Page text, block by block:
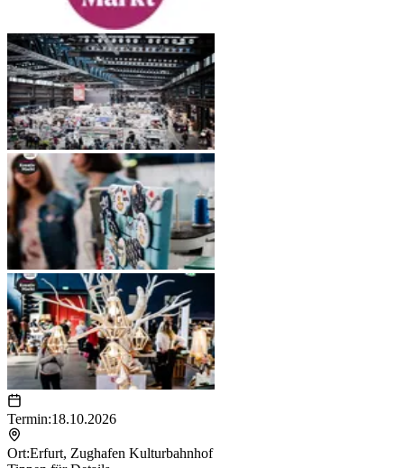
Termin:18.10.2026
Ort:Erfurt, Zughafen Kulturbahnhof